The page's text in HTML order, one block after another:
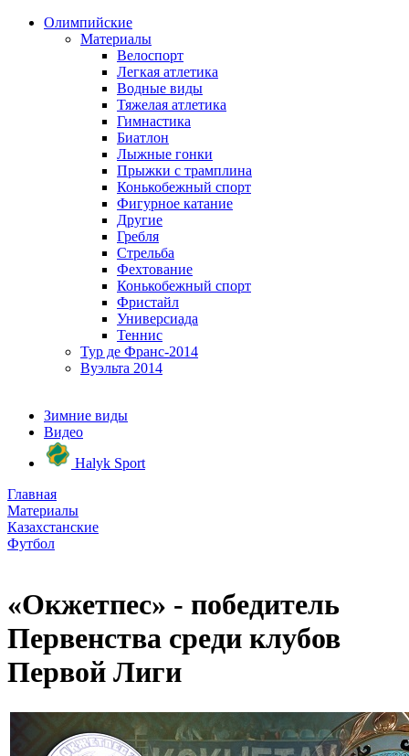
Олимпийские
Материалы
Велоспорт
Легкая атлетика
Водные виды
Тяжелая атлетика
Гимнастика
Биатлон
Лыжные гонки
Прыжки с трамплина
Конькобежный спорт
Фигурное катание
Другие
Гребля
Стрельба
Фехтование
Конькобежный спорт
Фристайл
Универсиада
Теннис
Тур де Франс-2014
Вуэльта 2014
Зимние виды
Видео
Halyk Sport
Главная
Материалы
Казахстанские
Футбол
«Окжетпес» - победитель
Первенства среди клубов
Первой Лиги